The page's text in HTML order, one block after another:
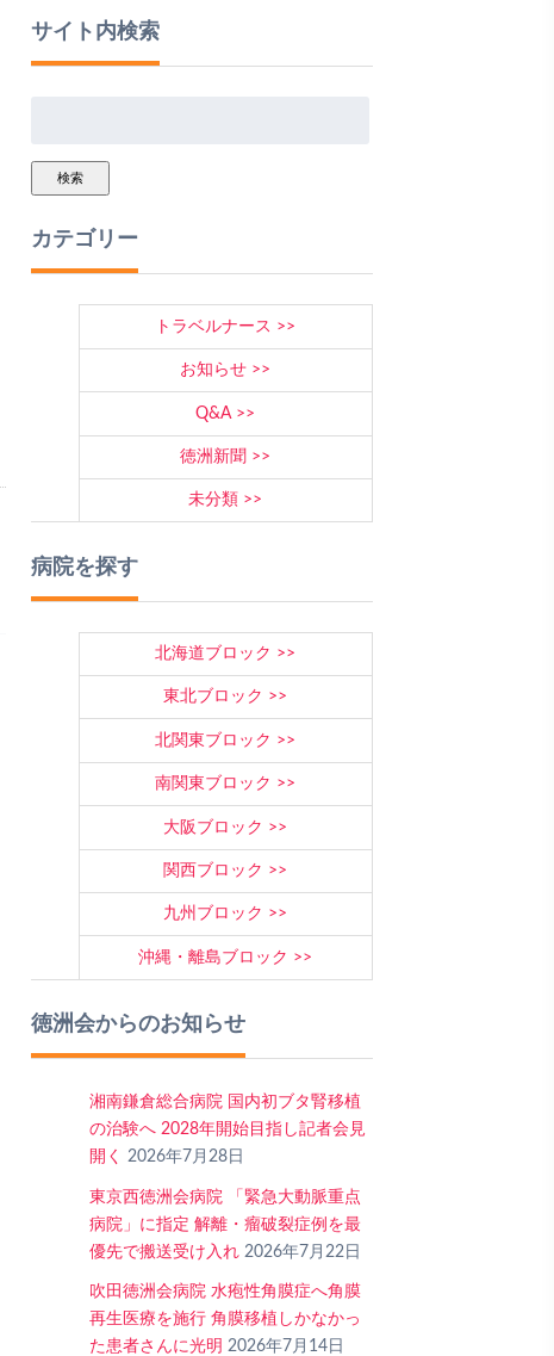
サイト内検索
検索
カテゴリー
トラベルナース
お知らせ
Q&A
徳洲新聞
未分類
病院を探す
北海道ブロック
東北ブロック
北関東ブロック
南関東ブロック
大阪ブロック
関西ブロック
九州ブロック
沖縄・離島ブロック
徳洲会からのお知らせ
湘南鎌倉総合病院 国内初ブタ腎移植
の治験へ 2028年開始目指し記者会見
開く
2026年7月28日
東京西徳洲会病院 「緊急大動脈重点
病院」に指定 解離・瘤破裂症例を最
優先で搬送受け入れ 2026年7月22日
吹田徳洲会病院 水疱性角膜症へ角膜
再生医療を施行 角膜移植しかなかっ
た患者さんに光明 2026年7月14日